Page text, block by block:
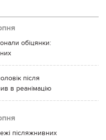
обіцянки:
після
в реанімацію
післяжнивних